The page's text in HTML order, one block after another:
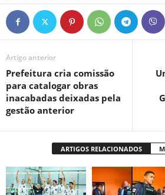
Artigo anterior
Prefeitura cria comissão
para catalogar obras
inacabadas deixadas pela
gestão anterior
ARTIGOS RELACIONADOS